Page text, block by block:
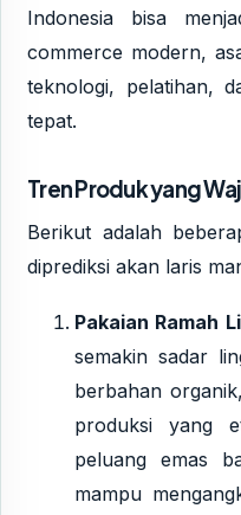
Indonesia bisa
commerce modern,
teknologi, pelatihan,
tepat.
Tren Produk yang
Berikut adalah
diprediksi akan laris
Pakaian Ramah
semakin sadar
berbahan
produksi yang
peluang emas
mampu